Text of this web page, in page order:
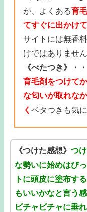
が、よくある育
てすぐに出かけ
サイトには無香
けではありませ
《べたつき》・
育毛剤をつけて
な匂いが取れな
くベタつきも気
《つけた感想》 つ
な勢いに始めはび
トに頭皮に塗布す
もいいかなと言う
ビチャビチャに垂